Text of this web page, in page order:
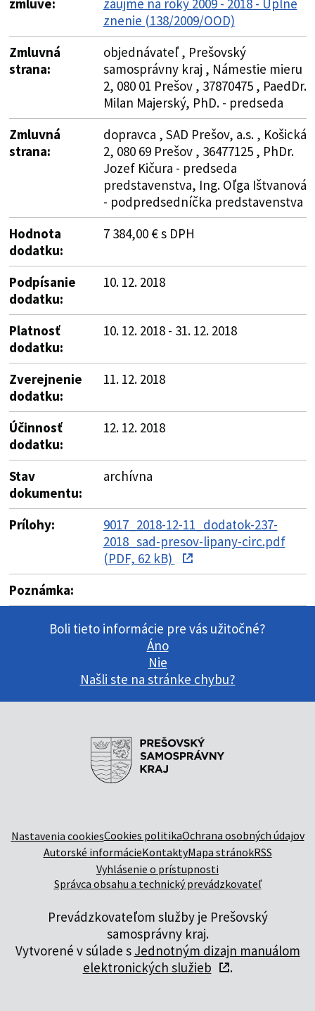
znenie (138/2009/OOD)
Zmluvná
strana:
objednávateľ , Prešovský
samosprávny kraj , Námestie mieru
2, 080 01 Prešov , 37870475 , PaedDr.
Milan Majerský, PhD. - predseda
Zmluvná
strana:
dopravca , SAD Prešov, a.s. , Košická
2, 080 69 Prešov , 36477125 , PhDr.
Jozef Kičura - predseda
predstavenstva, Ing. Oľga Ištvanová
- podpredsedníčka predstavenstva
Hodnota
dodatku:
7 384,00 € s DPH
Podpísanie
dodatku:
10. 12. 2018
Platnosť
dodatku:
10. 12. 2018 - 31. 12. 2018
Zverejnenie
dodatku:
11. 12. 2018
Účinnosť
dodatku:
12. 12. 2018
Stav
dokumentu:
archívna
Prílohy:
9017_2018-12-11_dodatok-237-
2018_sad-presov-lipany-circ.pdf
(PDF, 62 kB)
Poznámka:
Boli tieto informácie pre vás užitočné?
Áno
Nie
Našli ste na stránke chybu?
Nastavenia cookiesCookies politikaOchrana osobných údajov
Autorské informácieKontaktyMapa stránokRSS
Vyhlásenie o prístupnosti
Správca obsahu a technický prevádzkovateľ
Prevádzkovateľom služby je Prešovský
samosprávny kraj.
Vytvorené v súlade s Jednotným dizajn manuálom
elektronických služieb
.